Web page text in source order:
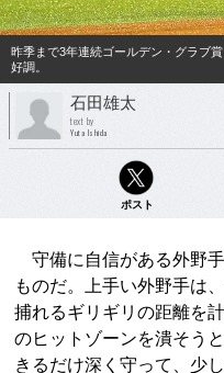
昨季まで3年連続ゴールデン・グラブ
好調。
石田雄太
text by
Yuta Ishida
ポスト
守備に自信がある外野
ものだ。上手い外野手は
捕れるギリギリの距離を
のヒットゾーンを潰そう
きるだけ深く守って、少